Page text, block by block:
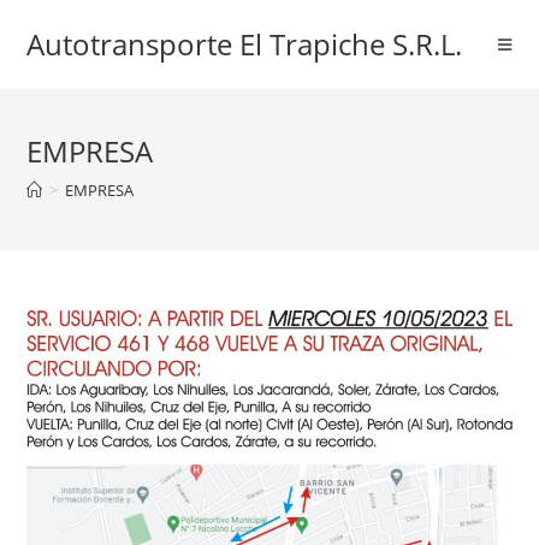
Autotransporte El Trapiche S.R.L.
EMPRESA
> EMPRESA